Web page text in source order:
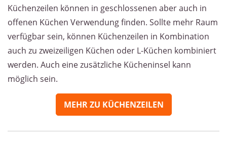
Küchenzeilen können in geschlossenen aber auch in
offenen Küchen Verwendung finden. Sollte mehr Raum
verfügbar sein, können Küchenzeilen in Kombination
auch zu zweizeiligen Küchen oder L-Küchen kombiniert
werden. Auch eine zusätzliche Kücheninsel kann
möglich sein.
MEHR ZU KÜCHENZEILEN